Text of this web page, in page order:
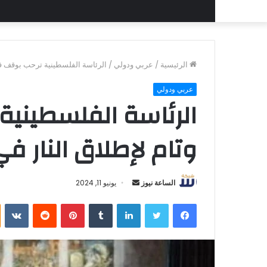
الرئيسية / عربي ودولي / الرئاسة الفلسطينية ترحب بوقف
عربي ودولي
الرئاسة
وتام لإطلاق النار
الساعة نيوز
أرسل
إلكترونيا
يونيو 11, 2024
فيسبوكتويتر لينكدإن بينتيريست